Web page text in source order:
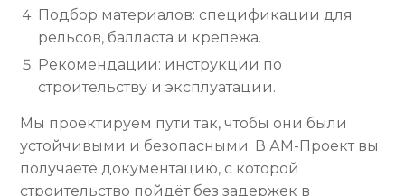
Подбор материалов: спецификации для
рельсов, балласта и крепежа.
Рекомендации: инструкции по
строительству и эксплуатации.
Мы проектируем пути так, чтобы они были
устойчивыми и безопасными. В АМ-Проект вы
получаете документацию, с которой
строительство пойдёт без задержек в